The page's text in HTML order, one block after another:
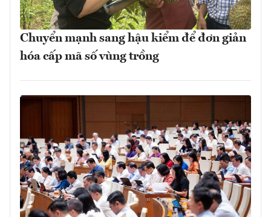
Chuyển mạnh sang hậu kiểm để đơn giản
hóa cấp mã số vùng trồng